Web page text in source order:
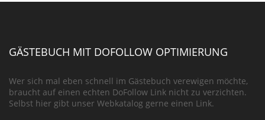
GÄSTEBUCH MIT DOFOLLOW OPTIMIERUNG
Wer sich mal eben schnell im Gästebuch verewigen möchte,
braucht auf einen echten DoFollow Link nicht zu verzichten.
Selbst hier gibt unser Webkatalog gerne einen Link.